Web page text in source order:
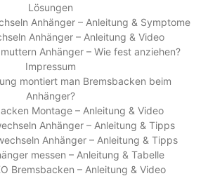
Lösungen
Anhänger – Anleitung & Symptome
Anhänger – Anleitung & Video
Anhänger – Wie fest anziehen?
Impressum
montiert man Bremsbacken beim
Anhänger?
Montage – Anleitung & Video
Anhänger – Anleitung & Tipps
Anhänger – Anleitung & Tipps
messen – Anleitung & Tabelle
Bremsbacken – Anleitung & Video